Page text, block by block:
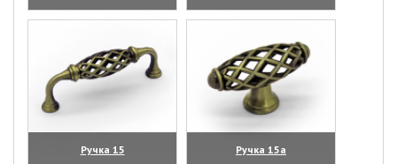
(увеличить)
(увеличить)
Ручка 15
Ручка 15а